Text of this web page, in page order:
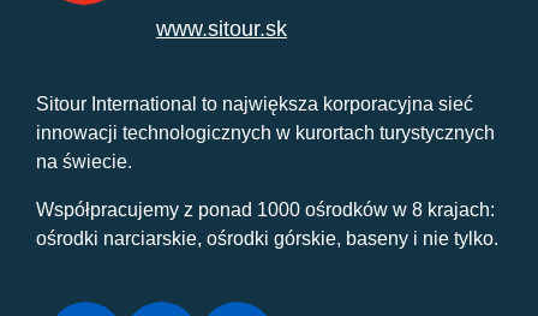
www.sitour.sk
Sitour International to największa korporacyjna sieć
innowacji technologicznych w kurortach turystycznych
na świecie.
Współpracujemy z ponad 1000 ośrodków w 8 krajach:
ośrodki narciarskie, ośrodki górskie, baseny i nie tylko.